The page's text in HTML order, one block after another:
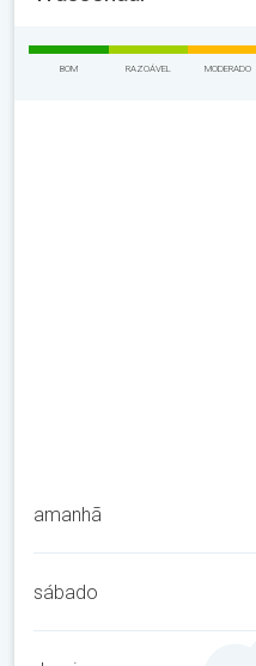
BOM RAZOÁVEL MODERADO
amanhã
sábado